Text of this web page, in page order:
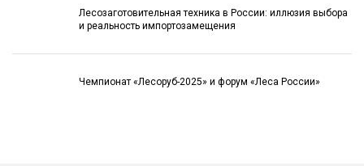
Лесозаготовительная техника в России: иллюзия выбора
и реальность импортозамещения
Чемпионат «Лесоруб-2025» и форум «Леса России»